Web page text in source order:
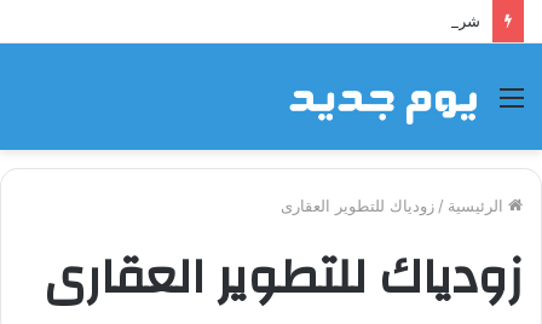
شراكة إيجي تاورز مع بلدينا.. قيمة مضافة تعزز نجاح المشروعات
القائمة
الرئيسية / زودياك للتطوير العقارى
زودياك للتطوير العقارى